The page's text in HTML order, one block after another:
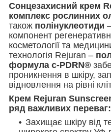
Сонцезахисний крем
комплекс рослинних
також полінуклеотиди
компонент
косметології та
технологія Rejuran –
формула c-PDRN®
проникнення в шкіру,
відновлення на рівні
Крем Rejuran
ряд важливих переваг:
Захищає шкіру від